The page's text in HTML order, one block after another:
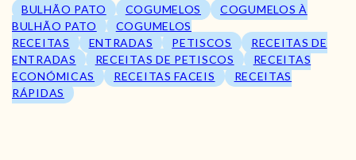
BULHÃO PATO COGUMELOS
COGUMELOS À
BULHÃO PATO
COGUMELOS
RECEITAS
ENTRADAS PETISCOS
RECEITAS DE
ENTRADAS
RECEITAS DE PETISCOS
RECEITAS
ECONÓMICAS
RECEITAS FACEIS
RECEITAS
RÁPIDAS